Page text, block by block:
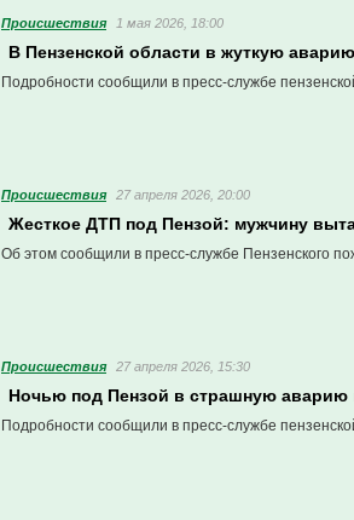
Проиcшествия 1 мая 2026, 18:00
В Пензенской области в жуткую
Подробности сообщили в пресс-службе
Проиcшествия 27 апреля 2026, 20:00
Жесткое ДТП под Пензой: мужчину
Об этом сообщили в пресс-службе Пензенского
Проиcшествия 27 апреля 2026, 15:30
Ночью под Пензой в страшную аварию
Подробности сообщили в пресс-службе